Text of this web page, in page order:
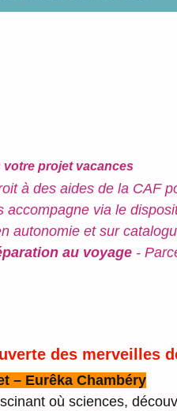
projet vacances
à des aides de la CAF
accompagne via le
autonomie et sur
au voyage -
des merveilles
– Eurêka Chambéry
où sciences,